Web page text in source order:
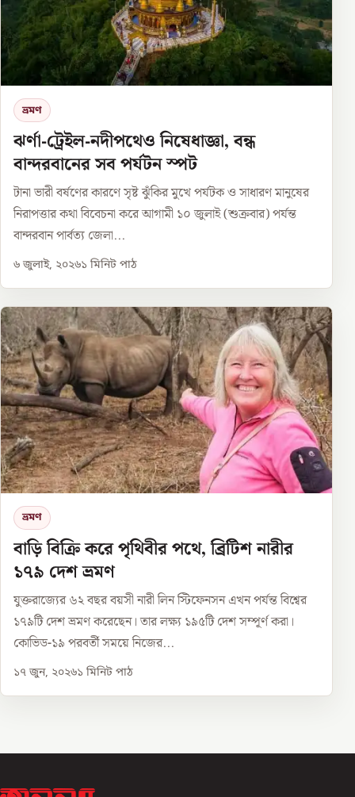
ভ্রমণ
ঝর্ণা-ট্রেইল-নদীপথেও নিষেধাজ্ঞা, বন্ধ
বান্দরবানের সব পর্যটন স্পট
টানা ভারী বর্ষণের কারণে সৃষ্ট ঝুঁকির মুখে পর্যটক ও সাধারণ মানুষের
নিরাপত্তার কথা বিবেচনা করে আগামী ১০ জুলাই (শুক্রবার) পর্যন্ত
বান্দরবান পার্বত্য জেলা...
৬ জুলাই, ২০২৬১ মিনিট পাঠ
ভ্রমণ
বাড়ি বিক্রি করে পৃথিবীর পথে, ব্রিটিশ নারীর
১৭৯ দেশ ভ্রমণ
যুক্তরাজ্যের ৬২ বছর বয়সী নারী লিন স্টিফেনসন এখন পর্যন্ত বিশ্বের
১৭৯টি দেশ ভ্রমণ করেছেন। তার লক্ষ্য ১৯৫টি দেশ সম্পূর্ণ করা।
কোভিড-১৯ পরবর্তী সময়ে নিজের...
১৭ জুন, ২০২৬১ মিনিট পাঠ